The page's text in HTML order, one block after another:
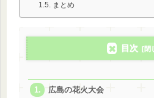
まとめ
目次
広島の花火大会